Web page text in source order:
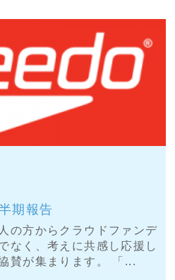
期報告
の方からクラウドファンデ
なく、考えに共感し応援し
賛が集まります。 「...